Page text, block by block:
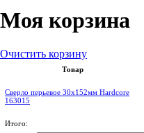
Моя корзина
Очистить корзину
Товар
Сверло перьевое 30х152мм Hardcore
163015
Итого: